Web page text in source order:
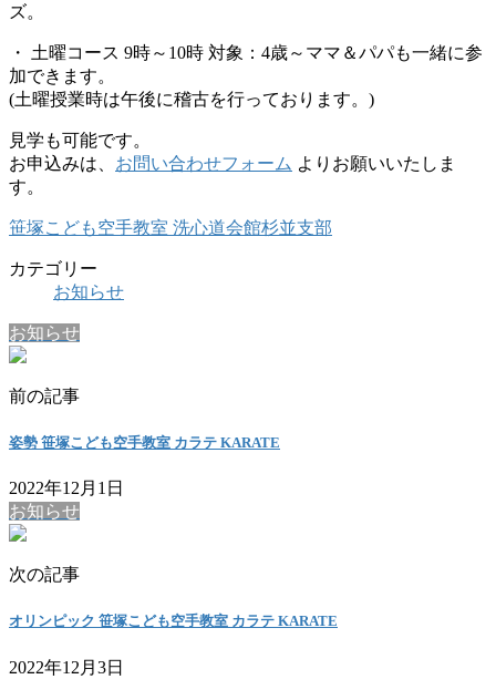
ズ。
・ 土曜コース 9時～10時 対象：4歳～ママ＆パパも一緒に参
加できます。
(土曜授業時は午後に稽古を行っております。)
見学も可能です。
お申込みは、 お問い合わせフォーム よりお願いいたしま
す。
笹塚こども空手教室 洗心道会館杉並支部
カテゴリー
お知らせ
お知らせ
前の記事
姿勢 笹塚こども空手教室 カラテ KARATE
2022年12月1日
お知らせ
次の記事
オリンピック 笹塚こども空手教室 カラテ KARATE
2022年12月3日